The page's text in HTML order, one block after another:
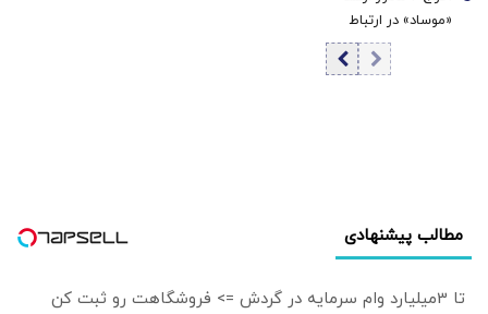
«موساد» در ارتباط
با شکست طرح
تغییر نظام در ایران
مطالب پیشنهادی
تا 3میلیارد وام سرمایه در گردش => فروشگاهت رو ثبت کن